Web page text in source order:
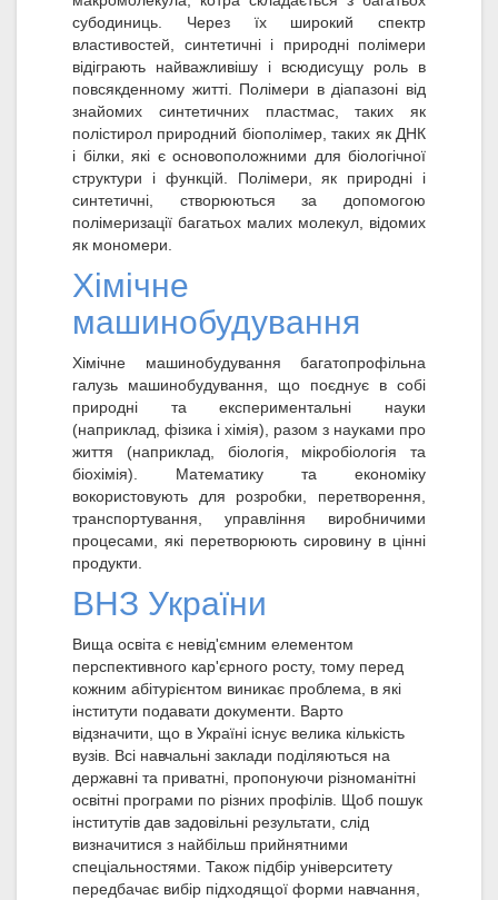
субодиниць. Через їх широкий спектр
властивостей, синтетичні і природні полімери
відіграють найважливішу і всюдисущу роль в
повсякденному житті. Полімери в діапазоні від
знайомих синтетичних пластмас, таких як
полістирол природний біополімер, таких як ДНК
і білки, які є основоположними для біологічної
структури і функцій. Полімери, як природні і
синтетичні, створюються за допомогою
полімеризації багатьох малих молекул, відомих
як мономери.
Хімічне
машинобудування
Хімічне машинобудування багатопрофільна
галузь машинобудування, що поєднує в собі
природні та експериментальні науки
(наприклад, фізика і хімія), разом з науками про
життя (наприклад, біологія, мікробіологія та
біохімія). Математику та економіку
вокористовують для розробки, перетворення,
транспортування, управління виробничими
процесами, які перетворюють сировину в цінні
продукти.
ВНЗ України
Вища освіта є невід'ємним елементом
перспективного кар'єрного росту, тому перед
кожним абітурієнтом виникає проблема, в які
інститути подавати документи. Варто
відзначити, що в Україні існує велика кількість
вузів. Всі навчальні заклади поділяються на
державні та приватні, пропонуючи різноманітні
освітні програми по різних профілів. Щоб пошук
інститутів дав задовільні результати, слід
визначитися з найбільш прийнятними
спеціальностями. Також підбір університету
передбачає вибір підходящої форми навчання,